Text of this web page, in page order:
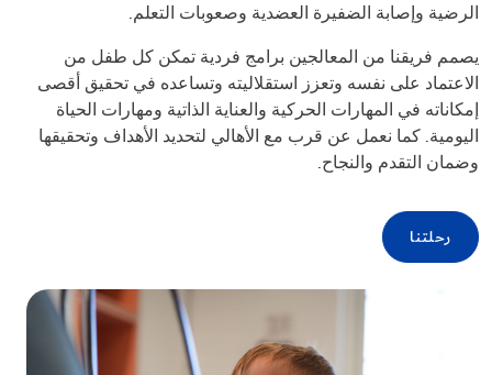
الرضية وإصابة الضفيرة العضدية وصعوبات التعلم.
يصمم فريقنا من المعالجين برامج فردية تمكن كل طفل من
الاعتماد على نفسه وتعزز استقلاليته وتساعده في تحقيق أقصى
إمكاناته في المهارات الحركية والعناية الذاتية ومهارات الحياة
اليومية. كما نعمل عن قرب مع الأهالي لتحديد الأهداف وتحقيقها
وضمان التقدم والنجاح.
رحلتنا